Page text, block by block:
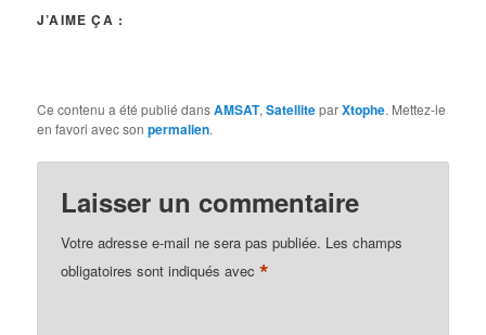
J’AIME ÇA :
Ce contenu a été publié dansAMSAT,SatelliteparXtophe. Mettez-le
en favori avec sonpermalien.
Laisser un commentaire
Votre adresse e-mail ne sera pas publiée. Les champs
obligatoires sont indiqués avec*